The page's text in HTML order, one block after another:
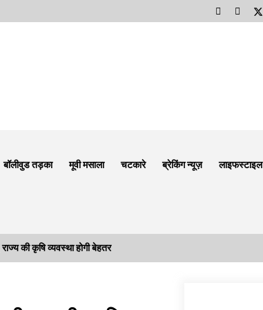
बॉलीवुड तड़का मूवी मसाला चटकारे ब्रेकिंग न्यूज़ लाइफस्टाइल
की कृषि व्यवस्था होगी बेहतर